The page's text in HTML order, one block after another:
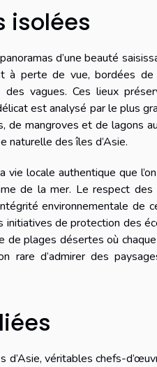
isolées
d’une beauté
à perte de vue, bordées
vagues. Ces lieux
est analysé par le plus
de mangroves et de lagons
naturelle des îles d’Asie.
vie locale authentique que
de la mer. Le respect
environnementale de
de protection des
plages désertes où
rare d’admirer des
véritables chefs-